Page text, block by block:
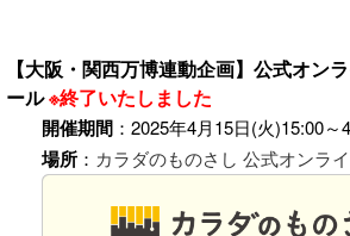
【大阪・関西万博連動企画】公式オン
ール※終了いたしました
開催期間 ：2025年4月15日(火)15:00
場所 ： カラダのものさし 公式オンラ